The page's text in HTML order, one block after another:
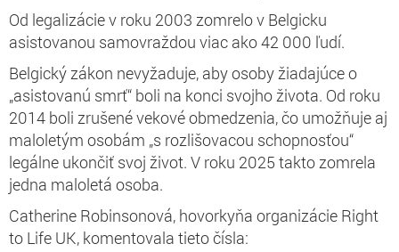
Od legalizácie v roku 2003 zomrelo v Belgicku
asistovanou samovraždou viac ako 42 000 ľudí.
Belgický zákon nevyžaduje, aby osoby žiadajúce o
„asistovanú smrť“ boli na konci svojho života. Od roku
2014 boli zrušené vekové obmedzenia, čo umožňuje aj
maloletým osobám „s rozlišovacou schopnosťou“
legálne ukončiť svoj život. V roku 2025 takto zomrela
jedna maloletá osoba.
Catherine Robinsonová, hovorkyňa organizácie Right
to Life UK, komentovala tieto čísla: